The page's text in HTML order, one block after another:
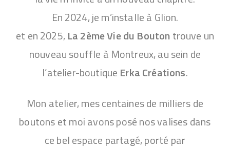
En 2024, je m’installe à Glion.
et en 2025, La 2ème Vie du Boutontrouve un
nouveau souffle à Montreux, au sein de
l’atelier-boutique Erka Créations.
Mon atelier, mes centaines de milliers de
boutons et moi avons posé nos valises dans
ce bel espace partagé, porté par